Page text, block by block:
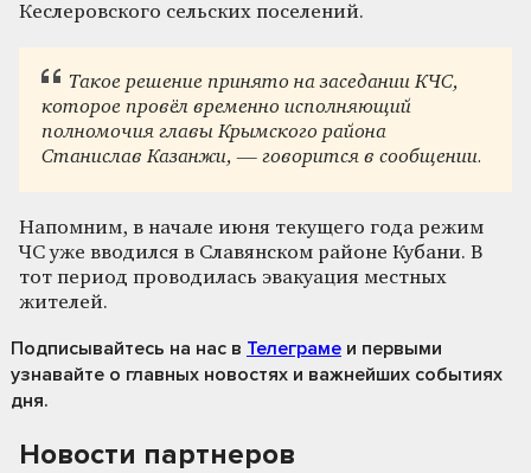
Кеслеровского сельских поселений.
Такое решение принято на заседании КЧС,
которое провёл временно исполняющий
полномочия главы Крымского района
Станислав Казанжи, — говорится в сообщении.
Напомним, в начале июня текущего года режим
ЧС уже вводился в Славянском районе Кубани. В
тот период проводилась эвакуация местных
жителей.
Подписывайтесь на нас в Телеграме и первыми
узнавайте о главных новостях и важнейших событиях
дня.
Новости партнеров